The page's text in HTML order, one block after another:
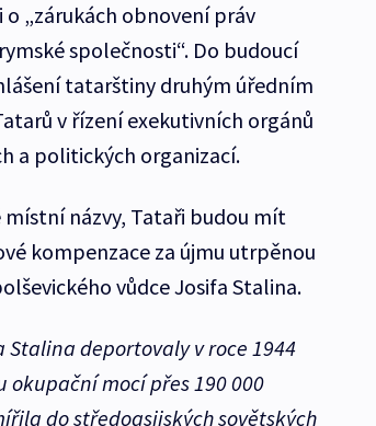
„zárukách obnovení práv
společnosti“. Do budoucí
tatarštiny druhým úředním
v řízení exekutivních orgánů
a politických organizací.
názvy, Tataři budou mít
kompenzace za újmu utrpěnou
vůdce Josifa Stalina.
deportovaly v roce 1944
mocí přes 190 000
do středoasijských sovětských